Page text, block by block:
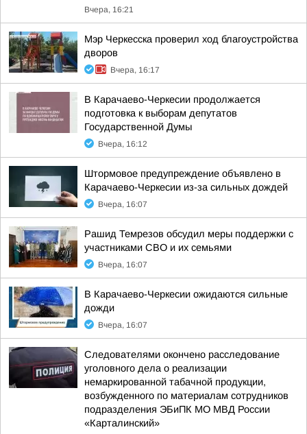
Вчера, 16:21
Мэр Черкесска проверил ход благоустройства
дворов
Вчера, 16:17
В Карачаево-Черкесии продолжается
подготовка к выборам депутатов
Государственной Думы
Вчера, 16:12
Штормовое предупреждение объявлено в
Карачаево-Черкесии из-за сильных дождей
Вчера, 16:07
Рашид Темрезов обсудил меры поддержки с
участниками СВО и их семьями
Вчера, 16:07
В Карачаево-Черкесии ожидаются сильные
дожди
Вчера, 16:07
Следователями окончено расследование
уголовного дела о реализации
немаркированной табачной продукции,
возбужденного по материалам сотрудников
подразделения ЭБиПК МО МВД России
«Карталинский»